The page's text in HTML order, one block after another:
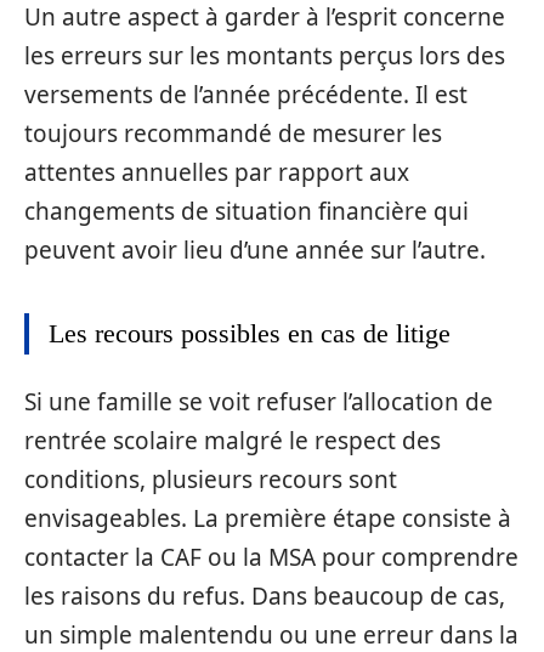
Un autre aspect à garder à l’esprit concerne
les erreurs sur les montants perçus lors des
versements de l’année précédente. Il est
toujours recommandé de mesurer les
attentes annuelles par rapport aux
changements de situation financière qui
peuvent avoir lieu d’une année sur l’autre.
Les recours possibles en cas de litige
Si une famille se voit refuser l’allocation de
rentrée scolaire malgré le respect des
conditions, plusieurs recours sont
envisageables. La première étape consiste à
contacter la CAF ou la MSA pour comprendre
les raisons du refus. Dans beaucoup de cas,
un simple malentendu ou une erreur dans la